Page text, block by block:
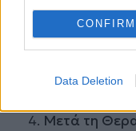
CONFIRM
Data Deletion
Εφαρμογή
με λεπτές
ανάλογα με
Μετά τη